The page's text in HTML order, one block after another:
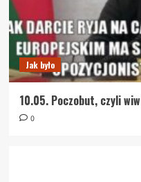
Jak było
10.05. Poczobut, czyli
0